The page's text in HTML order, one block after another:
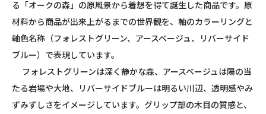
る「オークの森」の原風景から着想を得て誕生した商品です。原
材料から商品が出来上がるまでの世界観を、軸のカラーリングと
軸色名称（フォレストグリーン、アースベージュ、リバーサイド
ブルー）で表現しています。
フォレストグリーンは深く静かな森、アースベージュは陽の当
たる岩場や大地、リバーサイドブルーは明るい川辺、透明感やみ
ずみずしさをイメージしています。グリップ部の木目の質感と、